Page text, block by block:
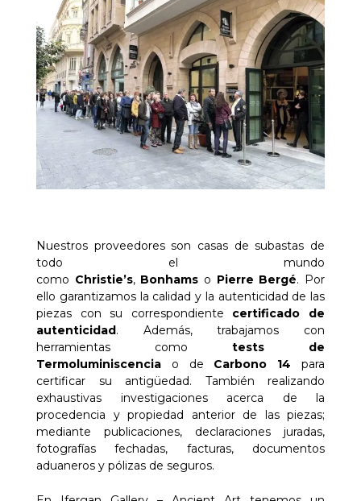
Nuestros proveedores son casas de subastas de
todo el mundo
como Christie’s, Bonhams o Pierre Bergé. Por
ello garantizamos la calidad y la autenticidad de las
piezas con su correspondiente certificado de
autenticidad. Además, trabajamos con
herramientas como tests de
Termoluminiscencia o de Carbono 14 para
certificar su antigüedad. También realizando
exhaustivas investigaciones acerca de la
procedencia y propiedad anterior de las piezas;
mediante publicaciones, declaraciones juradas,
fotografías fechadas, facturas, documentos
aduaneros y pólizas de seguros.